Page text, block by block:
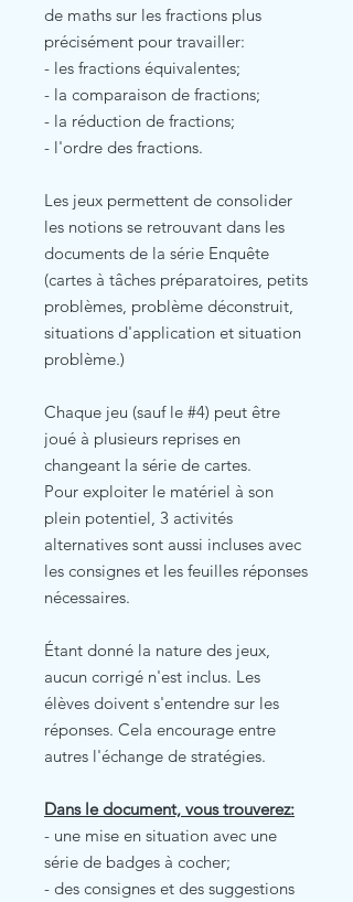
de maths sur les fractions plus
précisément pour travailler:
- les fractions équivalentes;
- la comparaison de fractions;
- la réduction de fractions;
- l'ordre des fractions.
Les jeux permettent de consolider
les notions se retrouvant dans les
documents de la série Enquête
(cartes à tâches préparatoires, petits
problèmes, problème déconstruit,
situations d'application et situation
problème.)
Chaque jeu (sauf le #4) peut être
joué à plusieurs reprises en
changeant la série de cartes.
Pour exploiter le matériel à son
plein potentiel, 3 activités
alternatives sont aussi incluses avec
les consignes et les feuilles réponses
nécessaires.
Étant donné la nature des jeux,
aucun corrigé n'est inclus. Les
élèves doivent s'entendre sur les
réponses. Cela encourage entre
autres l'échange de stratégies.
Dans le document, vous trouverez:
- une mise en situation avec une
série de badges à cocher;
- des consignes et des suggestions